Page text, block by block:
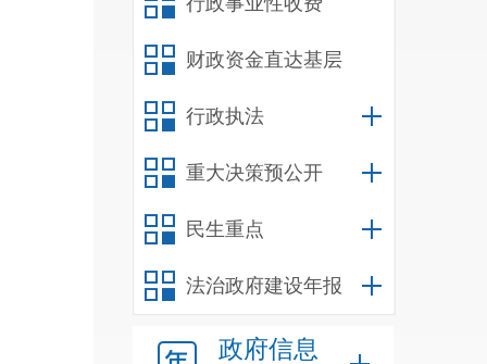
财政资金直达基层
行政执法
重大决策预公开
民生重点
法治政府建设年报
政府信息